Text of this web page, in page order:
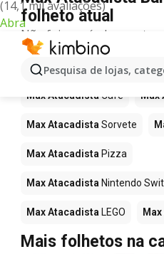
(14,1 mil avaliações)
Abra
Pesquisa de lojas,
folheto atual
Não foi possível encontrar
para este termo.
Mais produtos
Max Atacadista Café Max
Max Atacadista Sorvete
Max Atacadista Pizza
Max Atacadista Nintendo
Max Atacadista LEGO
Mais folhetos na